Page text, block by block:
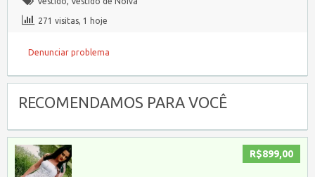
271 visitas, 1 hoje
Denunciar problema
RECOMENDAMOS PARA VOCÊ
R$899,00